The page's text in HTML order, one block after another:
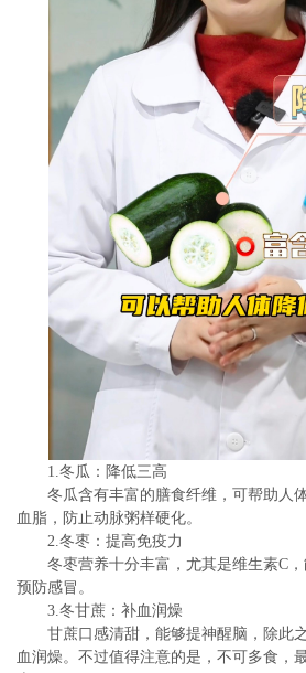
1.冬瓜：降低三高
冬瓜含有丰富的膳食纤维，可帮助人
血脂，防止动脉粥样硬化。
2.冬枣：提高免疫力
冬枣营养十分丰富，尤其是维生素C
预防感冒。
3.冬甘蔗：补血润燥
甘蔗口感清甜，能够提神醒脑，除此
血润燥。不过值得注意的是，不可多食，